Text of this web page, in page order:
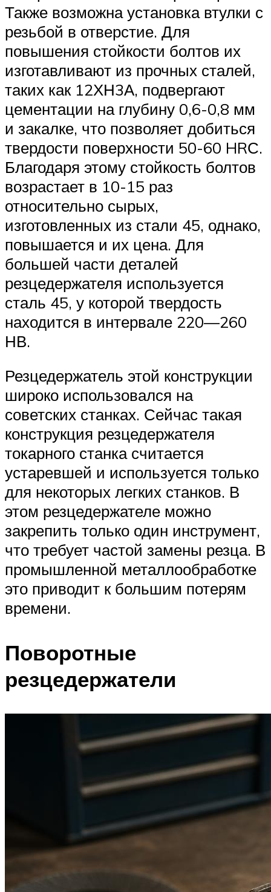
Также возможна установка втулки с
резьбой в отверстие. Для
повышения стойкости болтов их
изготавливают из прочных сталей,
таких как 12ХН3А, подвергают
цементации на глубину 0,6-0,8 мм
и закалке, что позволяет добиться
твердости поверхности 50-60 HRС.
Благодаря этому стойкость болтов
возрастает в 10-15 раз
относительно сырых,
изготовленных из стали 45, однако,
повышается и их цена. Для
большей части деталей
резцедержателя используется
сталь 45, у которой твердость
находится в интервале 220—260
НВ.
Резцедержатель этой конструкции
широко использовался на
советских станках. Сейчас такая
конструкция резцедержателя
токарного станка считается
устаревшей и используется только
для некоторых легких станков. В
этом резцедержателе можно
закрепить только один инструмент,
что требует частой замены резца. В
промышленной металлообработке
это приводит к большим потерям
времени.
Поворотные
резцедержатели